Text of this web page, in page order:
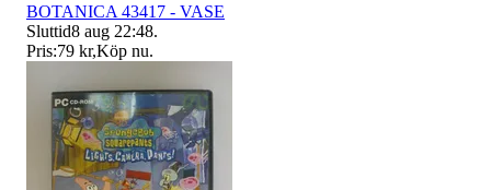
BOTANICA 43417 - VASE
Sluttid8 aug 22:48.
Pris:79 kr,Köp nu.